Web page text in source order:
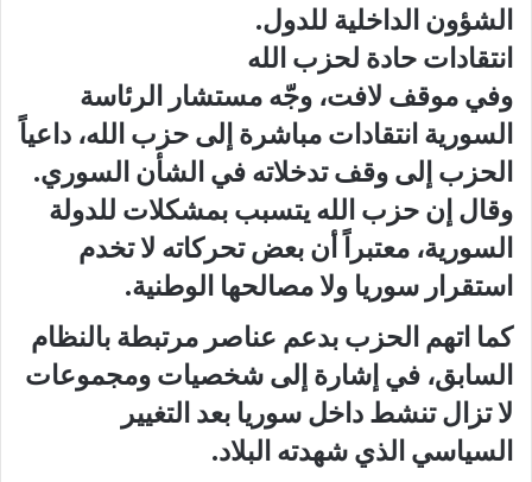
الشؤون الداخلية للدول.
انتقادات حادة لحزب الله
وفي موقف لافت، وجّه مستشار الرئاسة
السورية انتقادات مباشرة إلى حزب الله، داعياً
الحزب إلى وقف تدخلاته في الشأن السوري.
وقال إن حزب الله يتسبب بمشكلات للدولة
السورية، معتبراً أن بعض تحركاته لا تخدم
استقرار سوريا ولا مصالحها الوطنية.
كما اتهم الحزب بدعم عناصر مرتبطة بالنظام
السابق، في إشارة إلى شخصيات ومجموعات
لا تزال تنشط داخل سوريا بعد التغيير
السياسي الذي شهدته البلاد.